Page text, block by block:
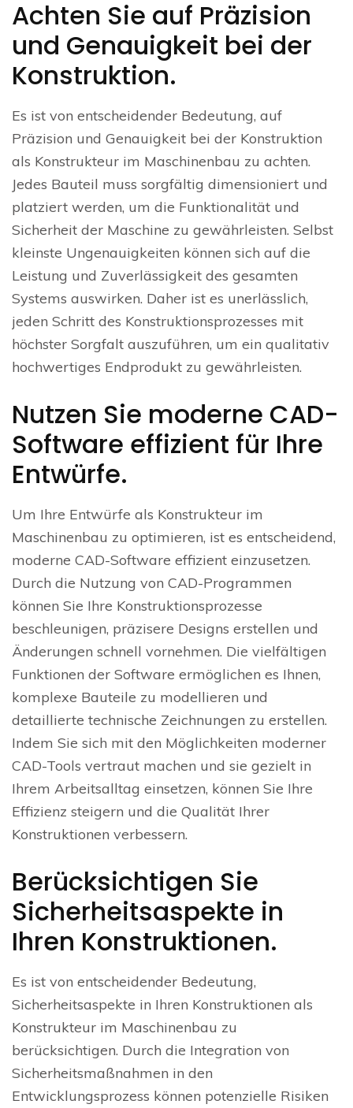
Achten Sie auf Präzision
und Genauigkeit bei der
Konstruktion.
Es ist von entscheidender Bedeutung, auf
Präzision und Genauigkeit bei der Konstruktion
als Konstrukteur im Maschinenbau zu achten.
Jedes Bauteil muss sorgfältig dimensioniert und
platziert werden, um die Funktionalität und
Sicherheit der Maschine zu gewährleisten. Selbst
kleinste Ungenauigkeiten können sich auf die
Leistung und Zuverlässigkeit des gesamten
Systems auswirken. Daher ist es unerlässlich,
jeden Schritt des Konstruktionsprozesses mit
höchster Sorgfalt auszuführen, um ein qualitativ
hochwertiges Endprodukt zu gewährleisten.
Nutzen Sie moderne CAD-
Software effizient für Ihre
Entwürfe.
Um Ihre Entwürfe als Konstrukteur im
Maschinenbau zu optimieren, ist es entscheidend,
moderne CAD-Software effizient einzusetzen.
Durch die Nutzung von CAD-Programmen
können Sie Ihre Konstruktionsprozesse
beschleunigen, präzisere Designs erstellen und
Änderungen schnell vornehmen. Die vielfältigen
Funktionen der Software ermöglichen es Ihnen,
komplexe Bauteile zu modellieren und
detaillierte technische Zeichnungen zu erstellen.
Indem Sie sich mit den Möglichkeiten moderner
CAD-Tools vertraut machen und sie gezielt in
Ihrem Arbeitsalltag einsetzen, können Sie Ihre
Effizienz steigern und die Qualität Ihrer
Konstruktionen verbessern.
Berücksichtigen Sie
Sicherheitsaspekte in
Ihren Konstruktionen.
Es ist von entscheidender Bedeutung,
Sicherheitsaspekte in Ihren Konstruktionen als
Konstrukteur im Maschinenbau zu
berücksichtigen. Durch die Integration von
Sicherheitsmaßnahmen in den
Entwicklungsprozess können potenzielle Risiken